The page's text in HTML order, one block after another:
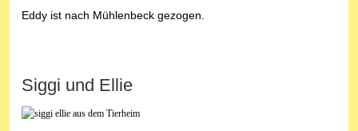
Eddy ist nach Mühlenbeck gezogen.
Siggi und Ellie